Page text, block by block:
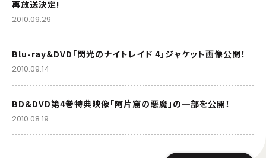
再放送決定!
2010.09.29
Blu-ray＆DVD「閃光のナイトレイド 4」ジャケット画像公開！
2010.09.14
BD＆DVD第4巻特典映像「阿片窟の悪魔」の一部を公開！
2010.08.19